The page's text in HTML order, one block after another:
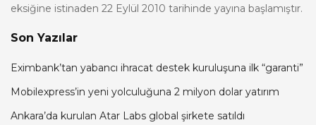
eksiğine istinaden 22 Eylül 2010 tarihinde yayına başlamıştır.
Son Yazılar
Eximbank’tan yabancı ihracat destek kuruluşuna ilk “garanti”
Mobilexpress’in yeni yolculuğuna 2 milyon dolar yatırım
Ankara’da kurulan Atar Labs global şirkete satıldı